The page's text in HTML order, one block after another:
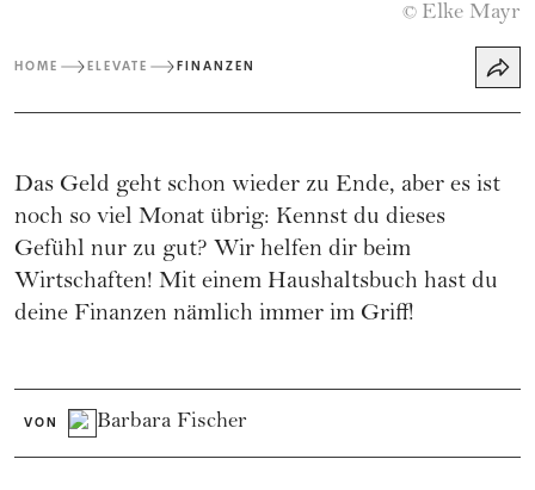
© Elke Mayr
HOME ELEVATE FINANZEN
Das Geld geht schon wieder zu Ende, aber es ist
noch so viel Monat übrig: Kennst du dieses
Gefühl nur zu gut? Wir helfen dir beim
Wirtschaften! Mit einem Haushaltsbuch hast du
deine Finanzen nämlich immer im Griff!
VON Barbara Fischer